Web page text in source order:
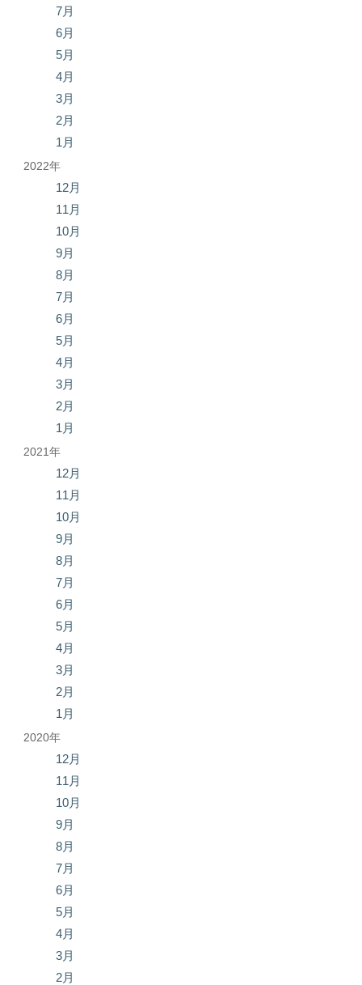
7月
6月
5月
4月
3月
2月
1月
2022年
12月
11月
10月
9月
8月
7月
6月
5月
4月
3月
2月
1月
2021年
12月
11月
10月
9月
8月
7月
6月
5月
4月
3月
2月
1月
2020年
12月
11月
10月
9月
8月
7月
6月
5月
4月
3月
2月